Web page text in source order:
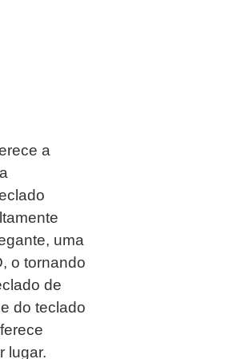
a
uma
o tornando
de
do teclado
lugar.